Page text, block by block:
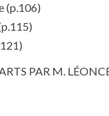
(p.106)
PAR M.